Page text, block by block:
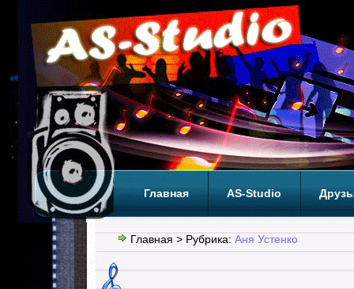
Главная AS-Studio
Теги ТОП
Главная > Рубрика: Аня Устенко